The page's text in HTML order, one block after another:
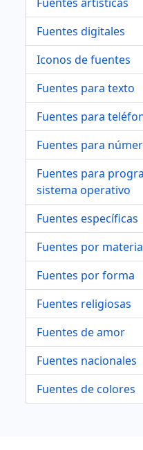
Fuentes digitales
Iconos de fuentes
Fuentes para texto
Fuentes para
Fuentes para
Fuentes para
sistema operativo
Fuentes específicas
Fuentes por
Fuentes por forma
Fuentes religiosas
Fuentes de amor
Fuentes nacionales
Fuentes de colores